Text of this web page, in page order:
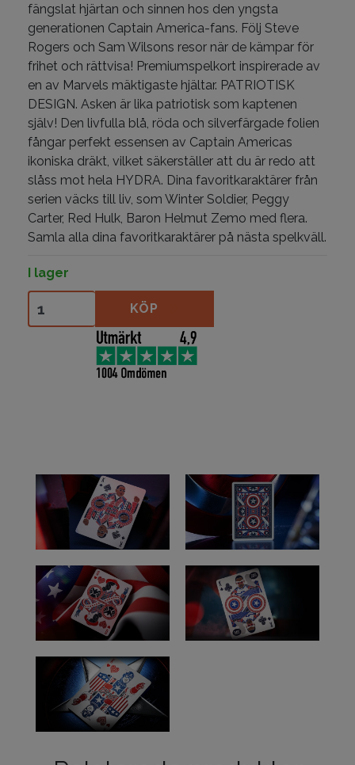
fängslat hjärtan och sinnen hos den yngsta
generationen Captain America-fans. Följ Steve
Rogers och Sam Wilsons resor när de kämpar för
frihet och rättvisa! Premiumspelkort inspirerade av
en av Marvels mäktigaste hjältar. PATRIOTISK
DESIGN. Asken är lika patriotisk som kaptenen
själv! Den livfulla blå, röda och silverfärgade folien
fångar perfekt essensen av Captain Americas
ikoniska dräkt, vilket säkerställer att du är redo att
slåss mot hela HYDRA. Dina favoritkaraktärer från
serien väcks till liv, som Winter Soldier, Peggy
Carter, Red Hulk, Baron Helmut Zemo med flera.
Samla alla dina favoritkaraktärer på nästa spelkväll.
I lager
Captain America mängd
KÖP